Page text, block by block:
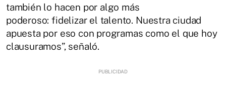
también lo hacen por algo más
poderoso: fidelizar el talento. Nuestra ciudad
apuesta por eso con programas como el que hoy
clausuramos”, señaló.